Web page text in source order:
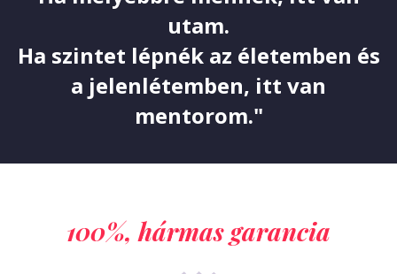
utam.
Ha szintet lépnék az életemben és
a jelenlétemben, itt van
mentorom."
100%, hármas garancia